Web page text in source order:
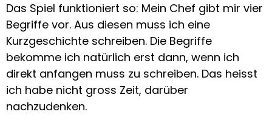
Das Spiel funktioniert so: Mein Chef gibt mir vier
Begriffe vor. Aus diesen muss ich eine
Kurzgeschichte schreiben. Die Begriffe
bekomme ich natürlich erst dann, wenn ich
direkt anfangen muss zu schreiben. Das heisst
ich habe nicht gross Zeit, darüber
nachzudenken.